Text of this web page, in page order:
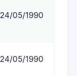
24/05/1990
24/05/1990